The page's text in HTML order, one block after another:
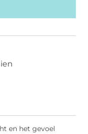
en het gevoel